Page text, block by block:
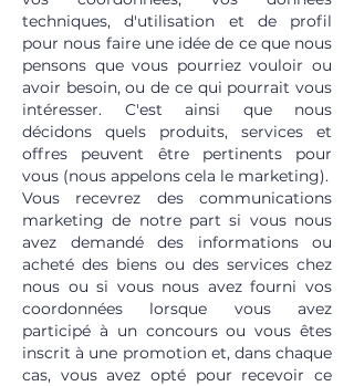
techniques, d'utilisation et de profil
pour nous faire une idée de ce que nous
pensons que vous pourriez vouloir ou
avoir besoin, ou de ce qui pourrait vous
intéresser. C'est ainsi que nous
décidons quels produits, services et
offres peuvent être pertinents pour
vous (nous appelons cela le marketing).
Vous recevrez des communications
marketing de notre part si vous nous
avez demandé des informations ou
acheté des biens ou des services chez
nous ou si vous nous avez fourni vos
coordonnées lorsque vous avez
participé à un concours ou vous êtes
inscrit à une promotion et, dans chaque
cas, vous avez opté pour recevoir ce